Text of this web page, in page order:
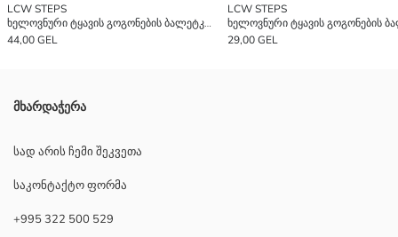
LCW STEPS
ხელოვნური ტყავის გოგონების ბალეტკები
44,00 GEL
LCW STEPS
29,00 GEL
მხარდაჭერა
სად არის ჩემი შეკვეთა
საკონტაქტო ფორმა
+995 322 500 529